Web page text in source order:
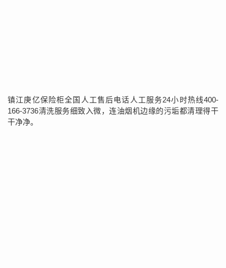
镇江庚亿保险柜全国人工售后电话人工服务24小时热线400-
166-3736清洗服务细致入微，连油烟机边缘的污垢都清理得干
干净净。